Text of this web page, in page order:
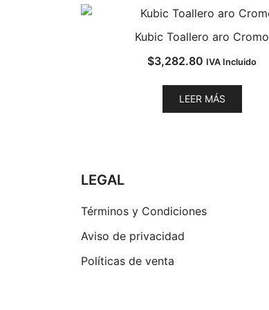
Kubic Toallero aro Cromo
$3,282.80 IVA Incluido
LEER MÁS
LEGAL
Términos y Condiciones
Aviso de privacidad
Políticas de venta